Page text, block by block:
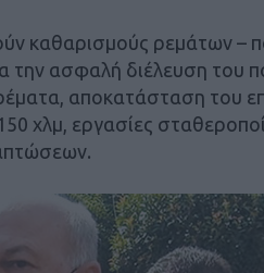
καθαρισμούς ρεμάτων –
ασφαλή διέλευση του
αποκατάσταση του
χλμ, εργασίες